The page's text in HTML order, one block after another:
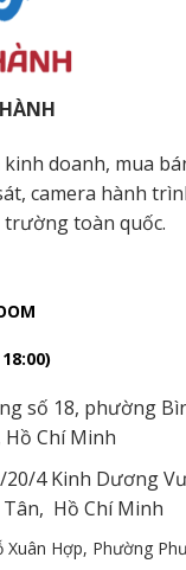
doanh, mua
camera hành
toàn quốc.
số 18, phường
Chí Minh
20/4 Kinh Dương
Tân, Hồ Chí Minh
Xuân Hợp, Phường